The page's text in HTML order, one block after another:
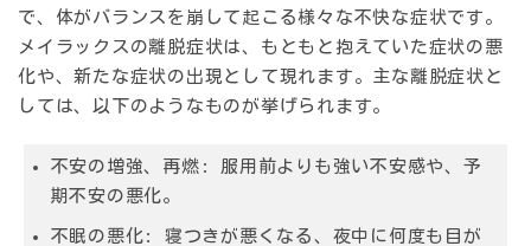
で、体がバランスを崩して起こる様々な不快な症状です。
メイラックスの離脱症状は、もともと抱えていた症状の悪
化や、新たな症状の出現として現れます。主な離脱症状と
しては、以下のようなものが挙げられます。
不安の増強、再燃:
服用前よりも強い不安感や、予
期不安の悪化。
不眠の悪化:
寝つきが悪くなる、夜中に何度も目が